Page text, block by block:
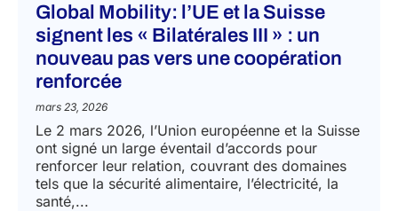
Global Mobility: l’UE et la Suisse
signent les « Bilatérales III » : un
nouveau pas vers une coopération
renforcée
mars 23, 2026
Le 2 mars 2026, l’Union européenne et la Suisse
ont signé un large éventail d’accords pour
renforcer leur relation, couvrant des domaines
tels que la sécurité alimentaire, l’électricité, la
santé,...